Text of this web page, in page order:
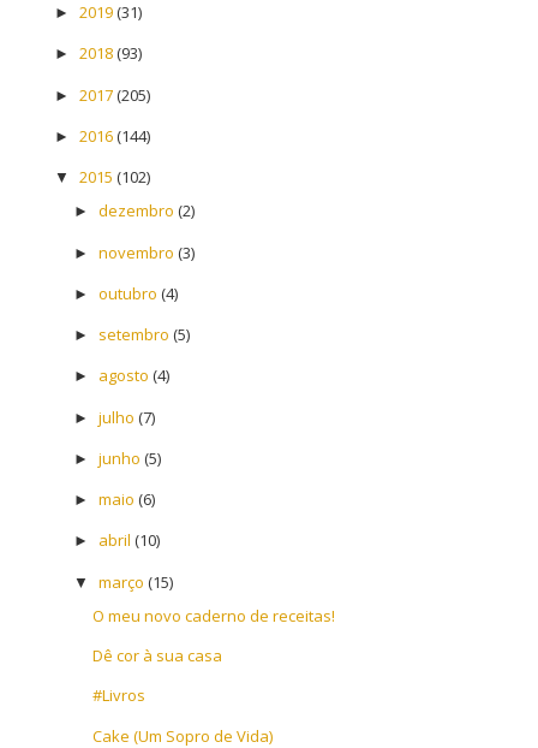
► 2019(31)
► 2018(93)
► 2017(205)
► 2016(144)
▼ 2015 (102)
► dezembro (2)
► novembro (3)
► outubro (4)
► setembro (5)
► agosto (4)
► julho (7)
► junho (5)
► maio (6)
► abril (10)
▼ março (15)
O meu novo caderno de receitas!
Dê cor à sua casa
#Livros
Cake (Um Sopro de Vida)